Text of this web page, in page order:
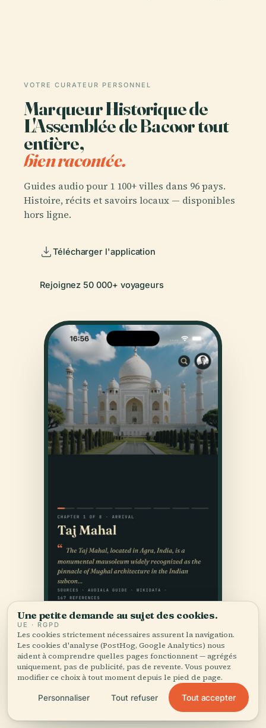
VOTRE CURATEUR PERSONNEL
Marqueur Historique de
L'Assemblée de Bacoor tout
entière,
bien racontée.
Guides audio pour 1 100+ villes dans 96 pays.
Histoire, récits et savoirs locaux — disponibles
hors ligne.
Télécharger l'application
Rejoignez 50 000+ voyageurs
Une petite demande au sujet des cookies.
UE · RGPD
Les cookies strictement nécessaires assurent la navigation.
Les cookies d'analyse (PostHog, Google Analytics) nous
aident à comprendre quelles pages fonctionnent — agrégés
uniquement, pas de publicité, pas de revente. Vous pouvez
modifier ce choix à tout moment depuis le pied de page.
Personnaliser Tout refuser Tout accepter